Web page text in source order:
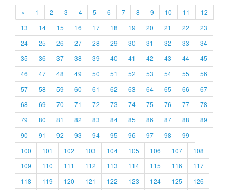
« 1 2 3 4 5 6 7 8 9 10 11
12
13
14 15 16 17 18 19 20 21 22
23
24
25 26 27 28 29 30 31 32 33
34
35
36 37 38 39 40 41 42 43 44
45
46
47 48 49 50 51 52 53 54 55
56
57
58 59 60 61 62 63 64 65 66
67
68
69 70 71 72 73 74 75 76 77
78
79
80 81 82 83 84 85 86 87 88
89
90
91 92 93 94 95 96 97 98
99
100
101 102 103 104 105 106 107
108
109
110 111 112 113 114 115 116
117
118
119 120 121 122 123 124 125
126